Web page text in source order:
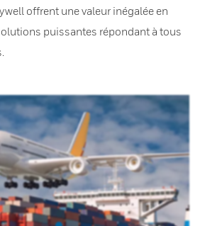
offrent une valeur inégalée en
puissantes répondant à tous